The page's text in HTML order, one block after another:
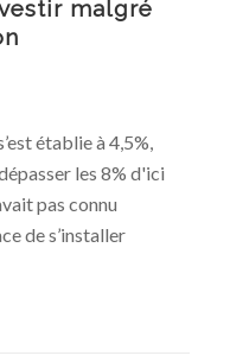
malgré
établie à 4,5%,
les 8% d'ici
pas connu
de s’installer